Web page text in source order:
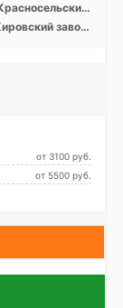
Московский,
Лен.
завод,
от 3100 pуб.
от 5500 pуб.